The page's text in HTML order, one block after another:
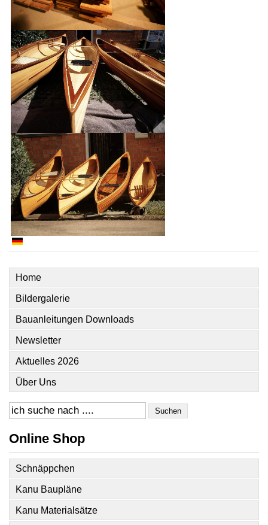
Home
Bildergalerie
Bauanleitungen Downloads
Newsletter
Aktuelles 2026
Über Uns
Suchen
Online Shop
Schnäppchen
Kanu Baupläne
Kanu Materialsätze